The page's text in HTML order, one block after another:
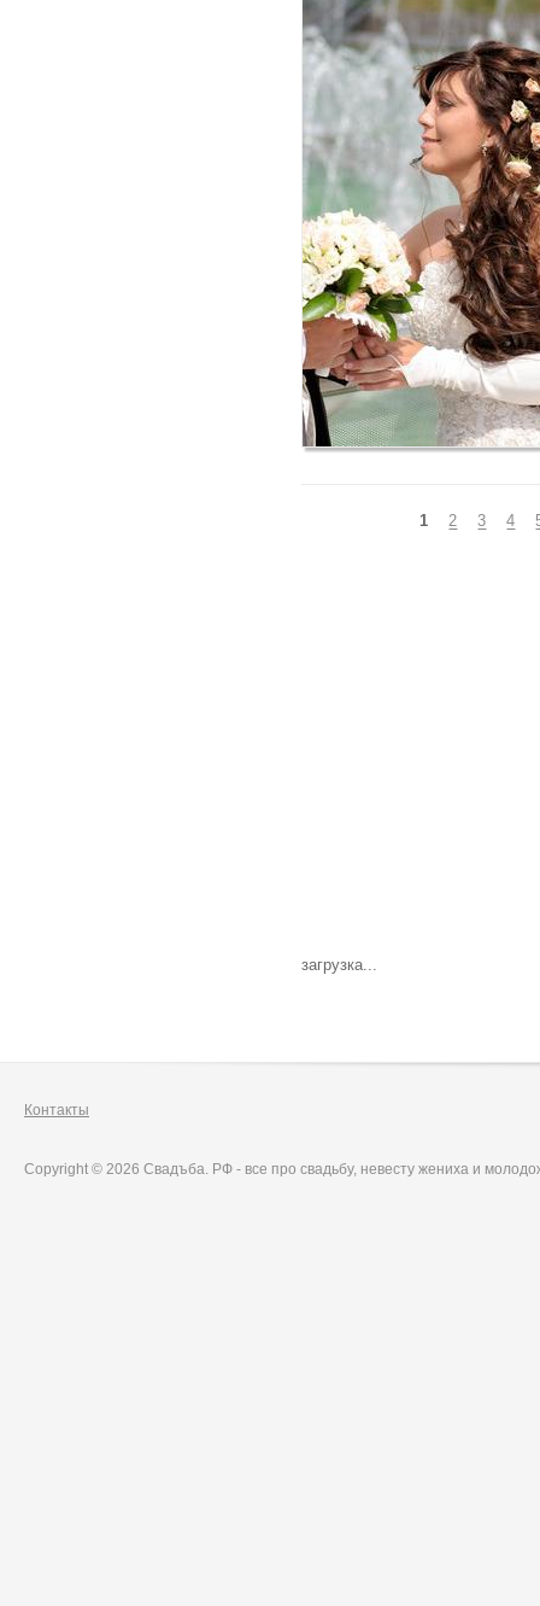
1 2 3 4
загрузка...
Контакты
Copyright © 2026 Свадъба. РФ - все про свадьбу, невесту жениха и